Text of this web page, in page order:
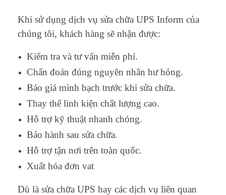
Khi sử dụng dịch vụ sửa chữa UPS Inform của
chúng tôi, khách hàng sẽ nhận được:
Kiểm tra và tư vấn miễn phí.
Chẩn đoán đúng nguyên nhân hư hỏng.
Báo giá minh bạch trước khi sửa chữa.
Thay thế linh kiện chất lượng cao.
Hỗ trợ kỹ thuật nhanh chóng.
Bảo hành sau sửa chữa.
Hỗ trợ tận nơi trên toàn quốc.
Xuất hóa đơn vat
Dù là sửa chữa UPS hay các dịch vụ liên quan